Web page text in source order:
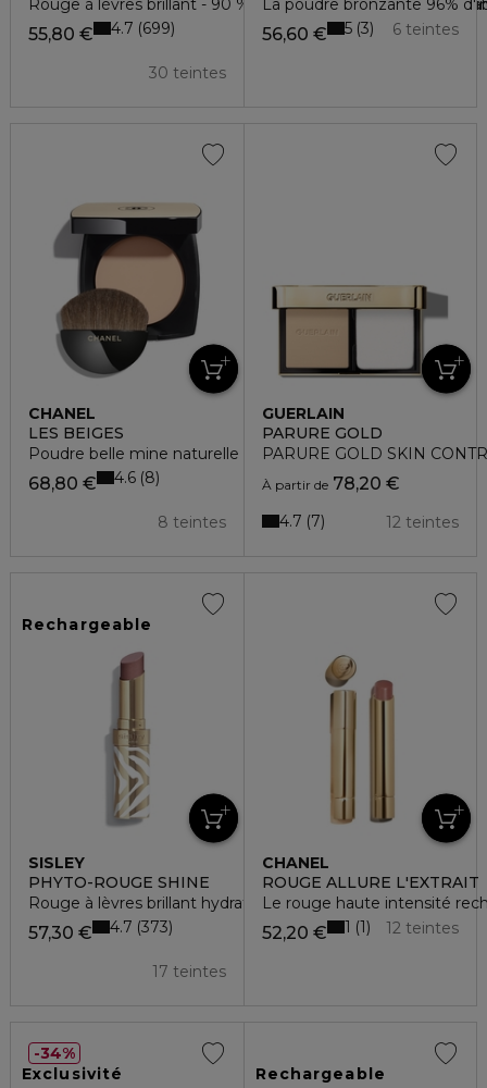
Rouge à lèvres brillant - 90 % d'origine naturelle -
55,80 €
30 teintes
4.7 699
La poudre bronzante 96%
56,60 € 6 teintes
5 3
CHANEL
LES BEIGES
Poudre belle mine naturelle - rechargeable
68,80 €
8 teintes
4.6 8
GUERLAIN
PARURE GOLD
PARURE GOLD SKIN
À partir de78,20 €
12 teintes
4.7 7
Rechargeable
SISLEY
PHYTO-ROUGE SHINE
Rouge à lèvres brillant hydratant
57,30 €
17 teintes
4.7 373
CHANEL
ROUGE ALLURE L'EXTRAIT
Le rouge haute intensité
52,20 € 12 teintes
1 1
Exclusivité
34%
Rechargeable